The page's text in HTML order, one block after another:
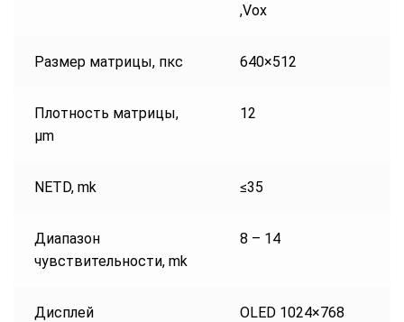
,Vox
Размер матрицы, пкс 640×512
Плотность матрицы,
µm
12
NETD, mk ≤35
Диапазон
чувствительности, mk
8 – 14
Дисплей OLED 1024×768